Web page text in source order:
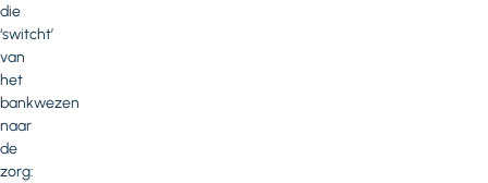
die
‘switcht’
van
het
bankwezen
naar
de
zorg: